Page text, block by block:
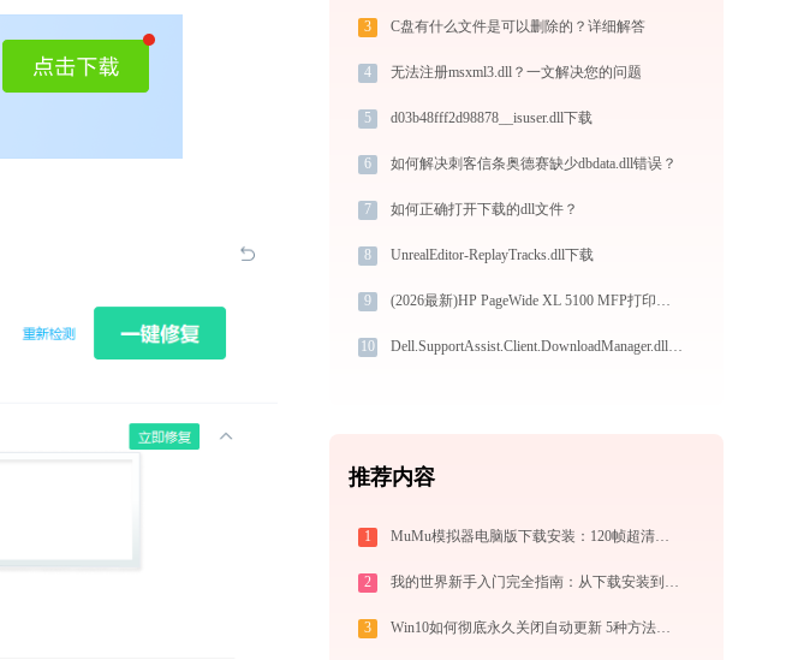
3 C盘有什么文件是可以删除的？详细解答
4 无法注册msxml3.dll？一文解决您的问题
5 d03b48fff2d98878__isuser.dll下载
6 如何解决刺客信条奥德赛缺少dbdata.dll错误？
7 如何正确打开下载的dll文件？
8 UnrealEditor-ReplayTracks.dll下载
9 (2026最新)HP PageWide XL 5100 MFP打印机驱动安装不再难，跟着这些步骤一学就会
10 Dell.SupportAssist.Client.DownloadManager.dll下载
推荐内容
1 MuMu模拟器电脑版下载安装：120帧超清极速运行，电脑玩手游的装机必备神器
2 我的世界新手入门完全指南：从下载安装到生存第一天，一篇讲透
3 Win10如何彻底永久关闭自动更新 5种方法教你永久关闭win10自动更新